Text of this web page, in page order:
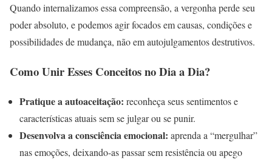
Quando internalizamos essa compreensão, a vergonha perde seu
poder absoluto, e podemos agir focados em causas, condições e
possibilidades de mudança, não em autojulgamentos destrutivos.
Como Unir Esses Conceitos no Dia a Dia?
Pratique a autoaceitação: reconheça seus sentimentos e
características atuais sem se julgar ou se punir.
Desenvolva a consciência emocional: aprenda a “mergulhar”
nas emoções, deixando-as passar sem resistência ou apego